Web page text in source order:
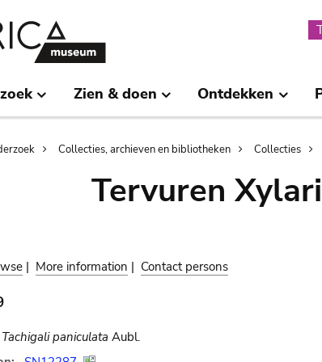
Zien & doen Ontdekken
Collecties, archieven en bibliotheken Collecties
Tervuren
| More information | Contact persons
Tachigali paniculata Aubl.